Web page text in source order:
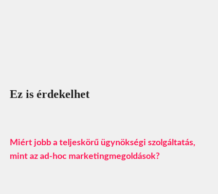
Ez is érdekelhet
Miért jobb a teljeskörű ügynökségi szolgáltatás,
mint az ad-hoc marketingmegoldások?